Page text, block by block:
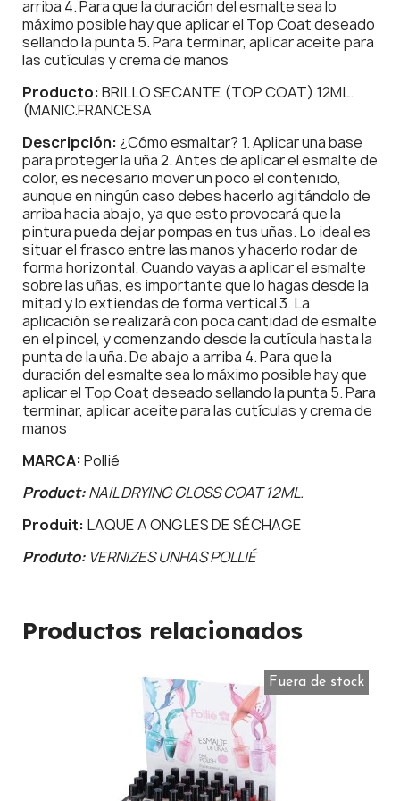
arriba 4. Para que la duración del esmalte sea lo
máximo posible hay que aplicar el Top Coat deseado
sellando la punta 5. Para terminar, aplicar aceite para
las cutículas y crema de manos
Producto:BRILLO SECANTE (TOP COAT) 12ML.
(MANIC.FRANCESA
Descripción:¿Cómo esmaltar? 1. Aplicar una base
para proteger la uña 2. Antes de aplicar el esmalte de
color, es necesario mover un poco el contenido,
aunque en ningún caso debes hacerlo agitándolo de
arriba hacia abajo, ya que esto provocará que la
pintura pueda dejar pompas en tus uñas. Lo ideal es
situar el frasco entre las manos y hacerlo rodar de
forma horizontal. Cuando vayas a aplicar el esmalte
sobre las uñas, es importante que lo hagas desde la
mitad y lo extiendas de forma vertical 3. La
aplicación se realizará con poca cantidad de esmalte
en el pincel, y comenzando desde la cutícula hasta la
punta de la uña. De abajo a arriba 4. Para que la
duración del esmalte sea lo máximo posible hay que
aplicar el Top Coat deseado sellando la punta 5. Para
terminar, aplicar aceite para las cutículas y crema de
manos
MARCA:Pollié
Product:NAIL DRYING GLOSS COAT 12ML.
Produit: LAQUE A ONGLES DE SÉCHAGE
Produto: VERNIZES UNHAS POLLIÉ
Productos relacionados
Fuera de stock